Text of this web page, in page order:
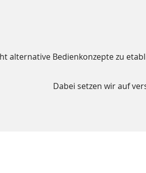
alternative Bedienkonzepte zu
Dabei setzen wir auf